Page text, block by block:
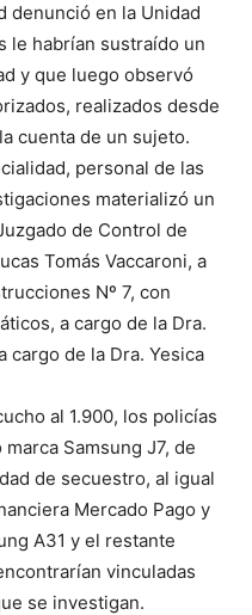
denunció en la Unidad
le habrían sustraído un
y que luego observó
realizados desde
cuenta de un sujeto.
personal de las
materializó un
de Control de
Tomás Vaccaroni, a
Nº 7, con
a cargo de la Dra.
cargo de la Dra. Yesica
al 1.900, los policías
Samsung J7, de
de secuestro, al igual
Mercado Pago y
A31 y el restante
vinculadas
se investigan.